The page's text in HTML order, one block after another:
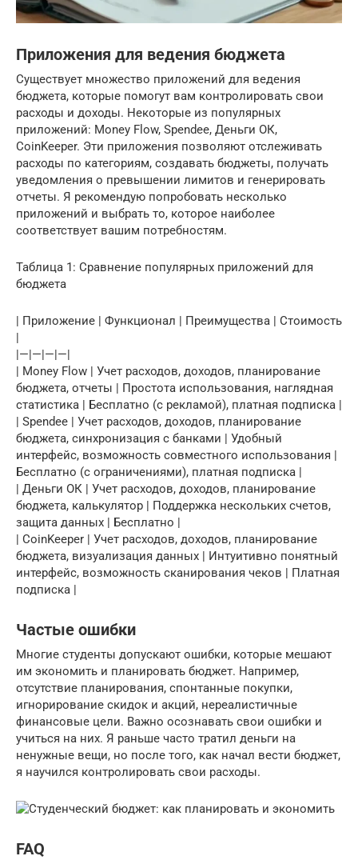
Приложения для ведения бюджета
Существует множество приложений для ведения
бюджета, которые помогут вам контролировать свои
расходы и доходы. Некоторые из популярных
приложений: Money Flow, Spendee, Деньги ОК,
CoinKeeper. Эти приложения позволяют отслеживать
расходы по категориям, создавать бюджеты, получать
уведомления о превышении лимитов и генерировать
отчеты. Я рекомендую попробовать несколько
приложений и выбрать то, которое наиболее
соответствует вашим потребностям.
Таблица 1: Сравнение популярных приложений для
бюджета
| Приложение | Функционал | Преимущества | Стоимость
|
|—|—|—|—|
| Money Flow | Учет расходов, доходов, планирование
бюджета, отчеты | Простота использования, наглядная
статистика | Бесплатно (с рекламой), платная подписка |
| Spendee | Учет расходов, доходов, планирование
бюджета, синхронизация с банками | Удобный
интерфейс, возможность совместного использования |
Бесплатно (с ограничениями), платная подписка |
| Деньги ОК | Учет расходов, доходов, планирование
бюджета, калькулятор | Поддержка нескольких счетов,
защита данных | Бесплатно |
| CoinKeeper | Учет расходов, доходов, планирование
бюджета, визуализация данных | Интуитивно понятный
интерфейс, возможность сканирования чеков | Платная
подписка |
Частые ошибки
Многие студенты допускают ошибки, которые мешают
им экономить и планировать бюджет. Например,
отсутствие планирования, спонтанные покупки,
игнорирование скидок и акций, нереалистичные
финансовые цели. Важно осознавать свои ошибки и
учиться на них. Я раньше часто тратил деньги на
ненужные вещи, но после того, как начал вести бюджет,
я научился контролировать свои расходы.
FAQ